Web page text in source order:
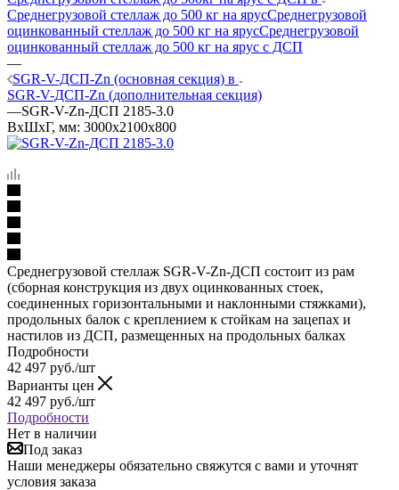
Среднегрузовой стеллаж до 500 кг на ярусСреднегрузовой
оцинкованный стеллаж до 500 кг на ярусСреднегрузовой
оцинкованный стеллаж до 500 кг на ярус с ДСП
—
SGR-V-ДСП-Zn (основная секция) в
SGR-V-ДСП-Zn (дополнительная секция)
—SGR-V-Zn-ДСП 2185-3.0
ВхШхГ, мм: 3000x2100x800
Среднегрузовой стеллаж SGR-V-Zn-ДСП состоит из рам
(сборная конструкция из двух оцинкованных стоек,
соединенных горизонтальными и наклонными стяжками),
продольных балок с креплением к стойкам на зацепах и
настилов из ДСП, размещенных на продольных балках
Подробности
42 497 руб./шт
Варианты цен
42 497 руб./шт
Подробности
Нет в наличии
Под заказ
Наши менеджеры обязательно свяжутся с вами и уточнят
условия заказа